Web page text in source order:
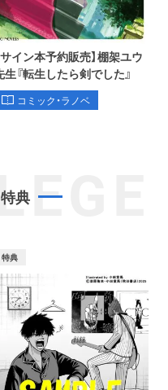
サイン本予約販売】棚架ユウ
生『転生したら剣でした』
コミック・ラノベ
典
特典